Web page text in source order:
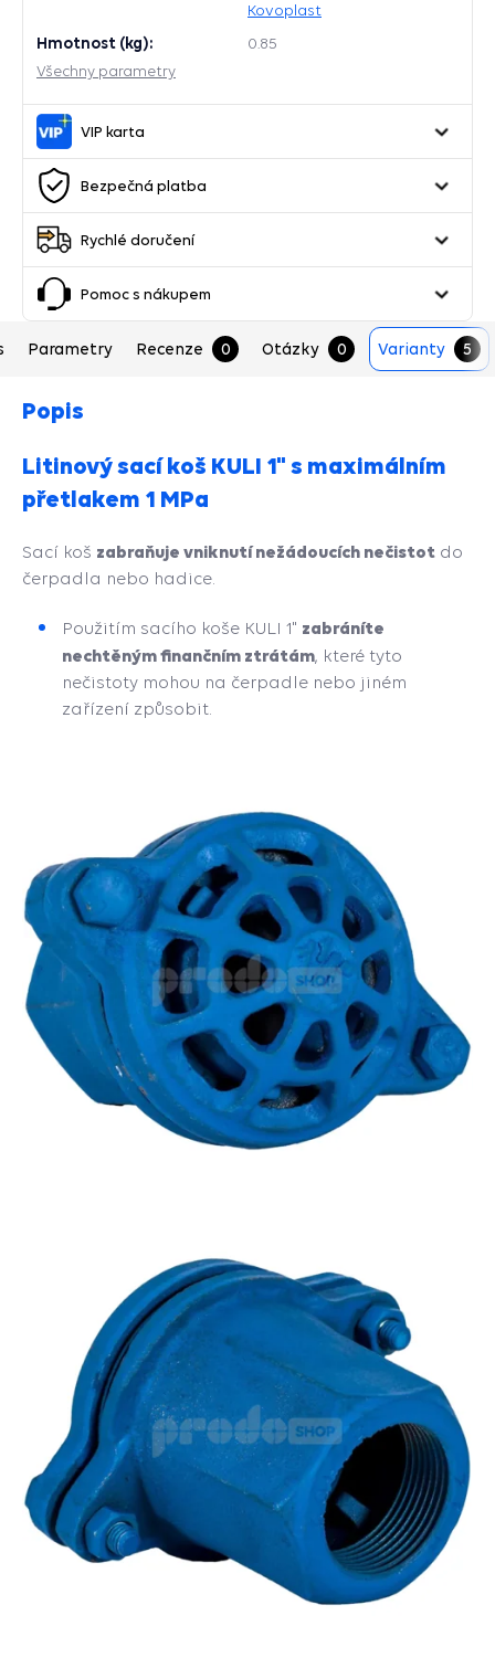
Kovoplast
Hmotnost (kg):
0.85
Všechny parametry
VIP karta
Bezpečná platba
Rychlé doručení
Pomoc s nákupem
Parametry Recenze 0 Otázky 0 Varianty 5
Popis
Litinový sací koš KULI 1" s maximálním
přetlakem 1 MPa
Sací koš zabraňuje vniknutí nežádoucích nečistot do
čerpadla nebo hadice.
Použitím sacího koše KULI 1" zabráníte
nechtěným finančním ztrátám, které tyto
nečistoty mohou na čerpadle nebo jiném
zařízení způsobit.